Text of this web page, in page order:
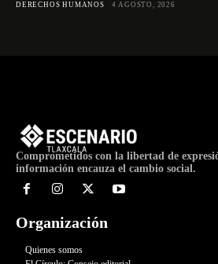
DERECHOS HUMANOS 4 AGOSTO, 2026
Comprometidos con la libertad de
información encauza el cambio social.
Organización
Quienes somos